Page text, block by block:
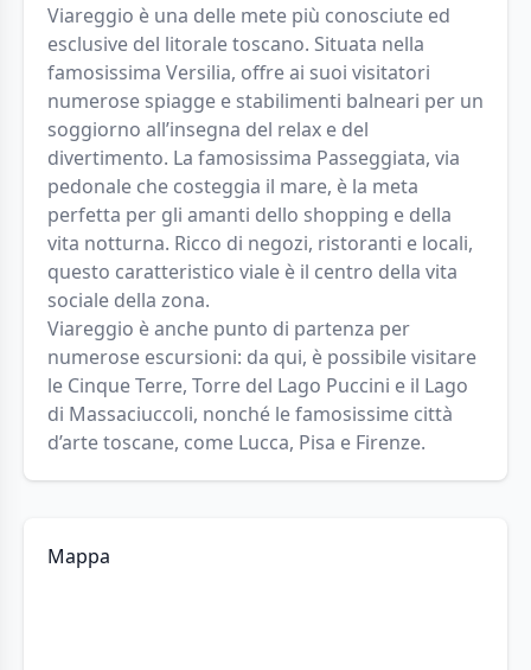
Viareggio è una delle mete più conosciute ed
esclusive del litorale toscano. Situata nella
famosissima Versilia, offre ai suoi visitatori
numerose spiagge e stabilimenti balneari per un
soggiorno all’insegna del relax e del
divertimento. La famosissima Passeggiata, via
pedonale che costeggia il mare, è la meta
perfetta per gli amanti dello shopping e della
vita notturna. Ricco di negozi, ristoranti e locali,
questo caratteristico viale è il centro della vita
sociale della zona.
Viareggio è anche punto di partenza per
numerose escursioni: da qui, è possibile visitare
le Cinque Terre, Torre del Lago Puccini e il Lago
di Massaciuccoli, nonché le famosissime città
d’arte toscane, come Lucca, Pisa e Firenze.
Mappa